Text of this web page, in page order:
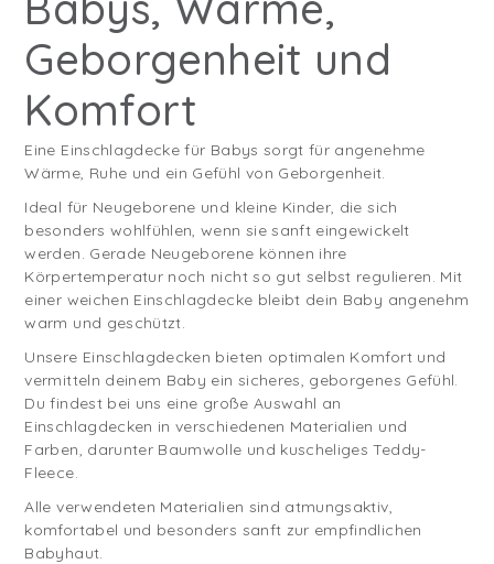
Geborgenheit und
Komfort
Eine Einschlagdecke für Babys sorgt für angenehme
Wärme, Ruhe und ein Gefühl von Geborgenheit.
Ideal für Neugeborene und kleine Kinder, die sich
besonders wohlfühlen, wenn sie sanft eingewickelt
werden. Gerade Neugeborene können ihre
Körpertemperatur noch nicht so gut selbst regulieren. Mit
einer weichen Einschlagdecke bleibt dein Baby angenehm
warm und geschützt.
Unsere Einschlagdecken bieten optimalen Komfort und
vermitteln deinem Baby ein sicheres, geborgenes Gefühl.
Du findest bei uns eine große Auswahl an
Einschlagdecken in verschiedenen Materialien und
Farben, darunter Baumwolle und kuscheliges Teddy-
Fleece.
Alle verwendeten Materialien sind atmungsaktiv,
komfortabel und besonders sanft zur empfindlichen
Babyhaut.